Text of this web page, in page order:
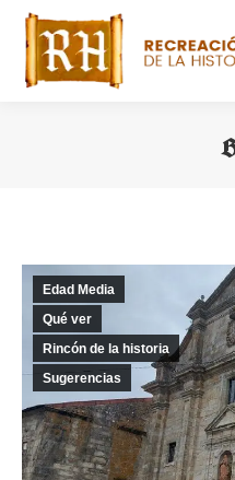
Edad Media
Qué ver
Rincón de la historia
Sugerencias